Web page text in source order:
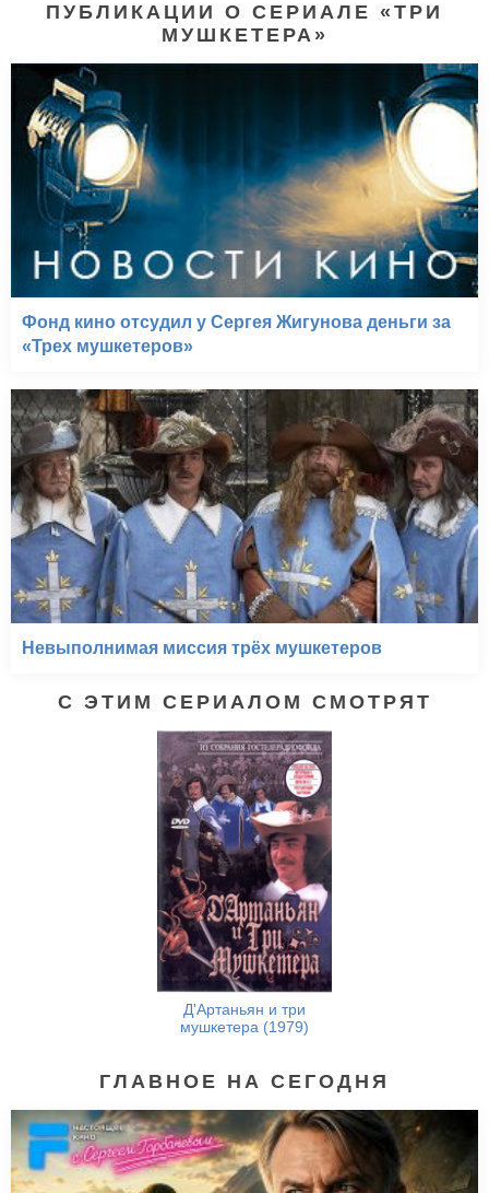
ПУБЛИКАЦИИ О СЕРИАЛЕ «ТРИ
МУШКЕТЕРА»
Фонд кино отсудил у Сергея Жигунова деньги за
«Трех мушкетеров»
Невыполнимая миссия трёх мушкетеров
С ЭТИМ СЕРИАЛОМ СМОТРЯТ
Д'Артаньян и три
мушкетера (1979)
ГЛАВНОЕ НА СЕГОДНЯ